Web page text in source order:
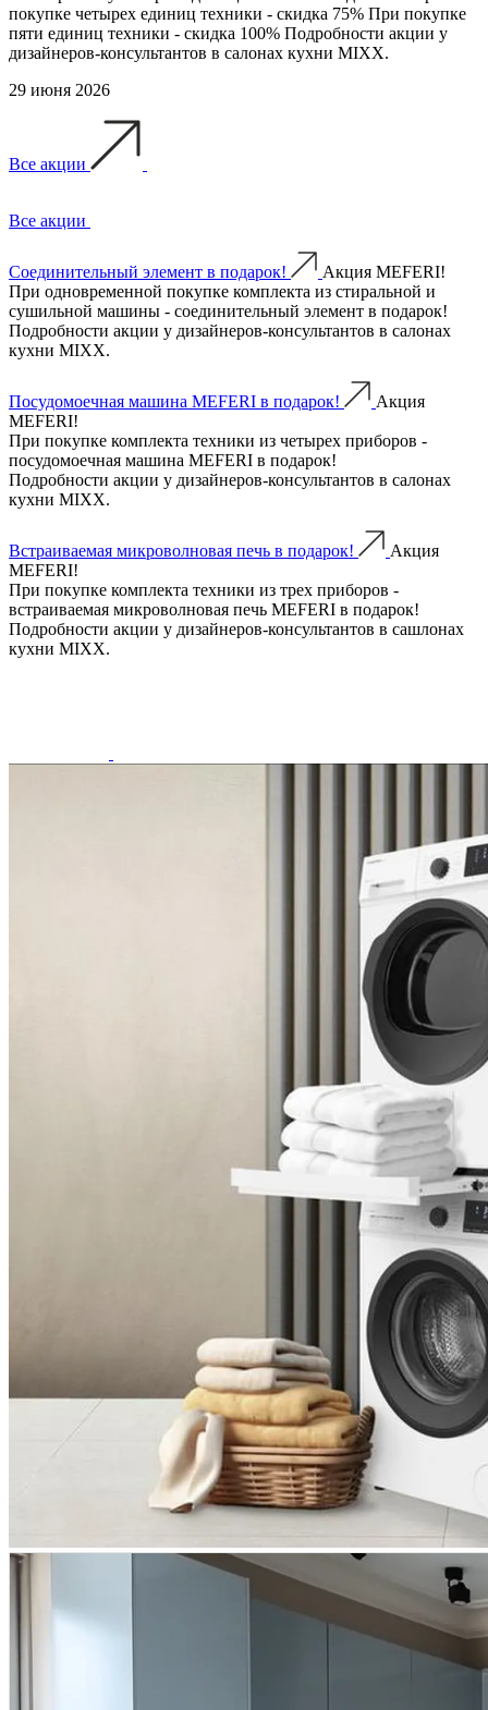
покупке четырех единиц техники - скидка 75% При покупке
пяти единиц техники - скидка 100% Подробности акции у
дизайнеров-консультантов в салонах кухни MIXX.
29 июня 2026
Все акции
Все акции
Соединительный элемент в подарок!
Акция MEFERI!
При одновременной покупке комплекта из стиральной и
сушильной машины - соединительный элемент в подарок!
Подробности акции у дизайнеров-консультантов в салонах
кухни MIXX.
Посудомоечная машина MEFERI в подарок!
Акция
MEFERI!
При покупке комплекта техники из четырех приборов -
посудомоечная машина MEFERI в подарок!
Подробности акции у дизайнеров-консультантов в салонах
кухни MIXX.
Встраиваемая микроволновая печь в подарок!
Акция
MEFERI!
При покупке комплекта техники из трех приборов -
встраиваемая микроволновая печь MEFERI в подарок!
Подробности акции у дизайнеров-консультантов в сашлонах
кухни MIXX.